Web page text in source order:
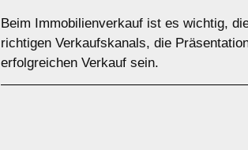
Beim Immobilienverkauf ist es wichtig,
richtigen Verkaufskanals, die
erfolgreichen Verkauf sein.